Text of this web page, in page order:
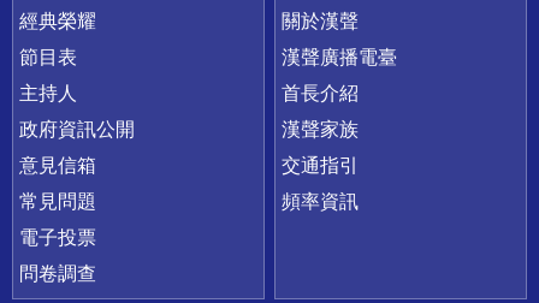
快速連結
經典榮耀
節目表
主持人
政府資訊公開
意見信箱
常見問題
電子投票
問卷調查
關於漢聲
漢聲廣播電臺
首長介紹
漢聲家族
交通指引
頻率資訊